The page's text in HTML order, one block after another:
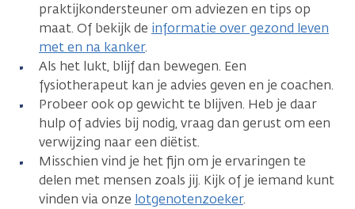
praktijkondersteuner om adviezen en tips op
maat. Of bekijk de informatie over gezond leven
met en na kanker.
Als het lukt, blijf dan bewegen. Een
fysiotherapeut kan je advies geven en je coachen.
Probeer ook op gewicht te blijven. Heb je daar
hulp of advies bij nodig, vraag dan gerust om een
verwijzing naar een diëtist.
Misschien vind je het fijn om je ervaringen te
delen met mensen zoals jij. Kijk of je iemand kunt
vinden via onze lotgenotenzoeker.